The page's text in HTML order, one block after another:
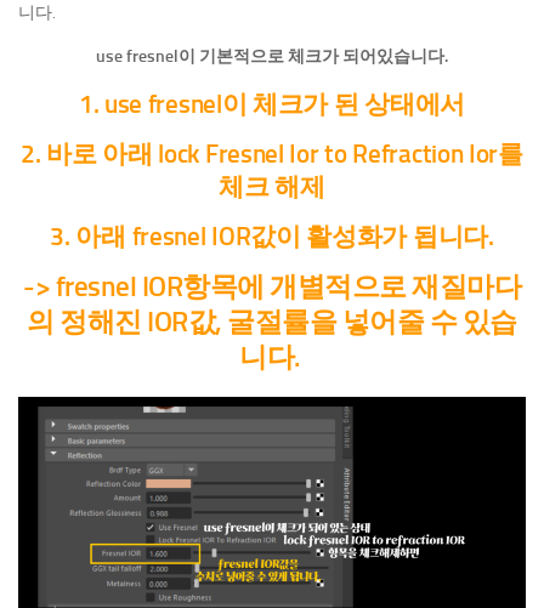
니다.
use fresnel이 기본적으로 체크가 되어있습니다.
1. use fresnel이 체크가 된 상태에서
2. 바로 아래 lock Fresnel Ior to Refraction Ior를
체크 해제
3. 아래 fresnel IOR값이 활성화가 됩니다.
-> fresnel IOR항목에 개별적으로 재질마다
의 정해진 IOR값, 굴절률을 넣어줄 수 있습
니다.